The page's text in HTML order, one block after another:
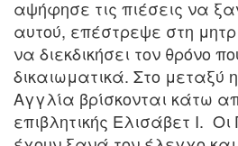
αψήφησε τις πιέσεις να
αυτού, επέστρεψε στη
να διεκδικήσει τον θρόνο
δικαιωματικά. Στο μεταξύ
Αγγλία βρίσκονται κάτω
επιβλητικής Ελισάβετ Ι.